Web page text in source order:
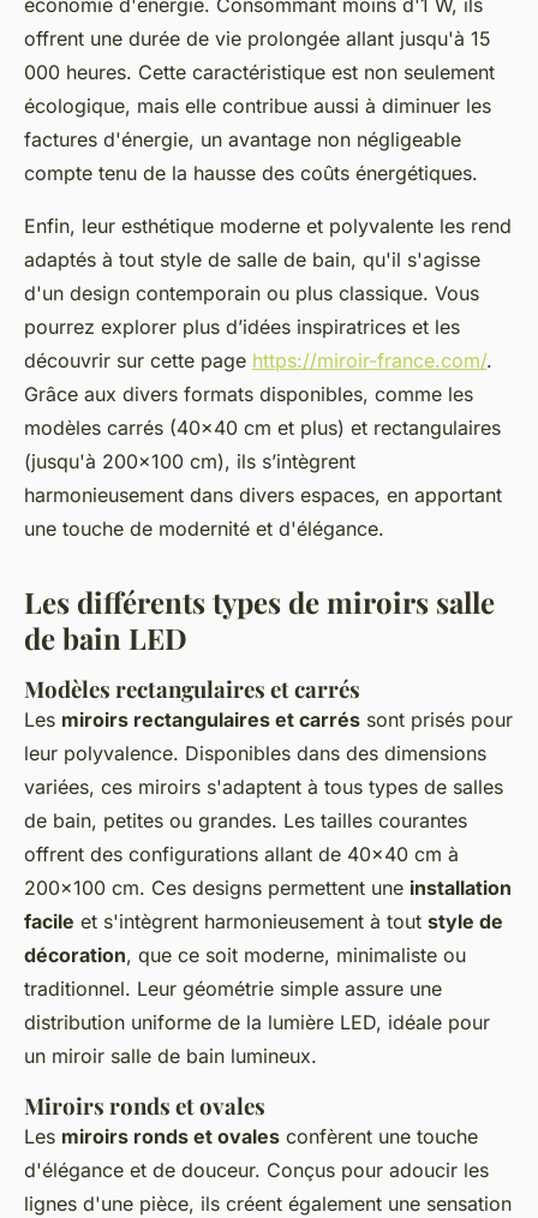
économie d'énergie. Consommant moins d'1 W, ils
offrent une durée de vie prolongée allant jusqu'à 15
000 heures. Cette caractéristique est non seulement
écologique, mais elle contribue aussi à diminuer les
factures d'énergie, un avantage non négligeable
compte tenu de la hausse des coûts énergétiques.
Enfin, leur esthétique moderne et polyvalente les rend
adaptés à tout style de salle de bain, qu'il s'agisse
d'un design contemporain ou plus classique. Vous
pourrez explorer plus d’idées inspiratrices et les
découvrir sur cette page https://miroir-france.com/.
Grâce aux divers formats disponibles, comme les
modèles carrés (40x40 cm et plus) et rectangulaires
(jusqu'à 200x100 cm), ils s’intègrent
harmonieusement dans divers espaces, en apportant
une touche de modernité et d'élégance.
Les différents types de miroirs salle
de bain LED
Modèles rectangulaires et carrés
Les miroirs rectangulaires et carrés sont prisés pour
leur polyvalence. Disponibles dans des dimensions
variées, ces miroirs s'adaptent à tous types de salles
de bain, petites ou grandes. Les tailles courantes
offrent des configurations allant de 40x40 cm à
200x100 cm. Ces designs permettent une installation
facile et s'intègrent harmonieusement à tout style de
décoration, que ce soit moderne, minimaliste ou
traditionnel. Leur géométrie simple assure une
distribution uniforme de la lumière LED, idéale pour
un miroir salle de bain lumineux.
Miroirs ronds et ovales
Les miroirs ronds et ovales confèrent une touche
d'élégance et de douceur. Conçus pour adoucir les
lignes d'une pièce, ils créent également une sensation